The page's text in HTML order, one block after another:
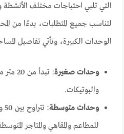
التي تلبي احتياجات مختلف الأنشطة
لتناسب جميع المتطلبات، بدءًا من
الوحدات الكبيرة، وتأتي تفاصيل
وحدات صغيرة
:
والبوتيكات.
وحدات متوسطة
للمطاعم والمقاهي والمتاجر